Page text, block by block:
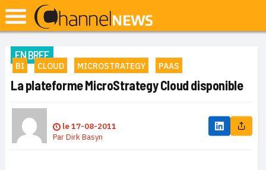
EN BREF
BI CLOUD MICROSTRATEGY PAAS
La plateforme MicroStrategy Cloud disponible
le17-08-2011
ParDirk Basyn